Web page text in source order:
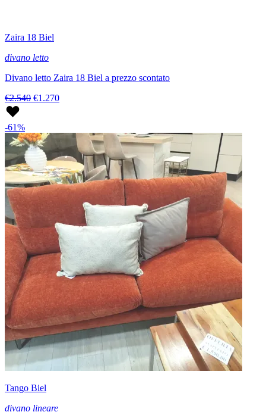
Zaira 18 Biel
divano letto
Divano letto Zaira 18 Biel a prezzo scontato
€2.540 €1.270
-61%
Tango Biel
divano lineare